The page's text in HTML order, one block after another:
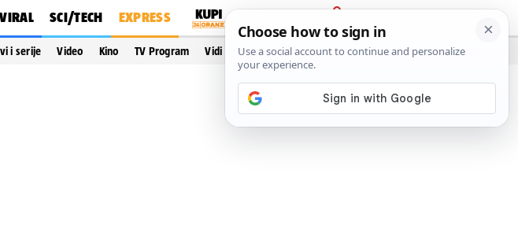
VIRAL SCI/TECH EXPRESS
PRIJAVA
i serije Video Kino TV Program Vidi još…